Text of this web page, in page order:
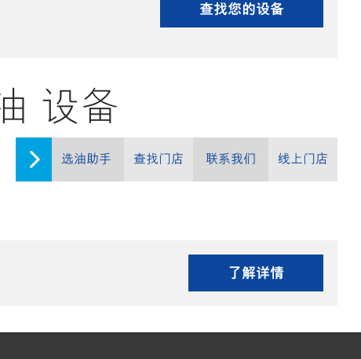
选油助手 查找门店 联系我们 线上门店
查找您的设备
设备
了解详情